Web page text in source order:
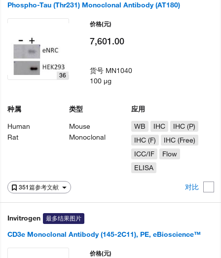
Phospho-Tau (Thr231) Monoclonal Antibody (AT180)
351篇参考文献 对比
36
种属
Human
Rat
类型
Mouse
Monoclonal
应用
WB
IHC
IHC (P)
IHC (F)
IHC (Free)
ICC/IF
Flow
ELISA
价格(元)
7,601.00
货号 MN1040
100 µg
Invitrogen 最多结果图片
CD3e Monoclonal Antibody (145-2C11), PE, eBioscience™
价格(元)